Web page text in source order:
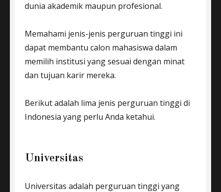
dunia akademik maupun profesional.
Memahami jenis-jenis perguruan tinggi ini
dapat membantu calon mahasiswa dalam
memilih institusi yang sesuai dengan minat
dan tujuan karir mereka.
Berikut adalah lima jenis perguruan tinggi di
Indonesia yang perlu Anda ketahui.
Universitas
Universitas adalah perguruan tinggi yang